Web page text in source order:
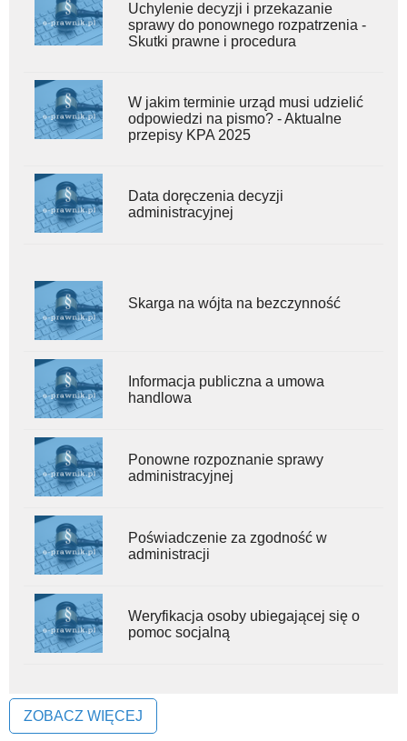
Uchylenie decyzji i przekazanie
sprawy do ponownego rozpatrzenia -
Skutki prawne i procedura
W jakim terminie urząd musi udzielić
odpowiedzi na pismo? - Aktualne
przepisy KPA 2025
Data doręczenia decyzji
administracyjnej
Skarga na wójta na bezczynność
Informacja publiczna a umowa
handlowa
Ponowne rozpoznanie sprawy
administracyjnej
Poświadczenie za zgodność w
administracji
Weryfikacja osoby ubiegającej się o
pomoc socjalną
ZOBACZ WIĘCEJ